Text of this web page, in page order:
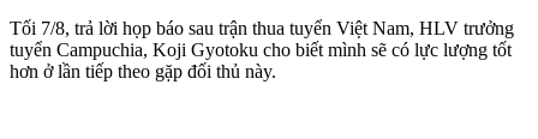
Tối 7/8, trả lời họp báo sau trận thua tuyển Việt Nam, HLV trưởng
tuyển Campuchia, Koji Gyotoku cho biết mình sẽ có lực lượng tốt
hơn ở lần tiếp theo gặp đối thủ này.